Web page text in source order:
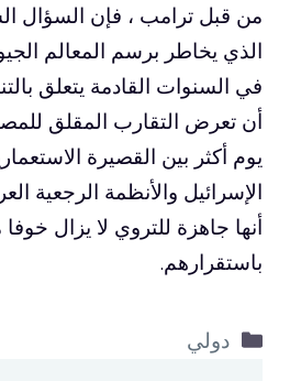
من قبل ترامب ، فإن السؤال
الذي يخاطر برسم المعالم
في السنوات القادمة يتعلق
أن تعرض التقارب المقلق
يوم أكثر بين القصيرة
الإسرائيل والأنظمة الرجعية
أنها جاهزة للتروي لا يزال
باستقرارهم.
التصنيفات
دولي